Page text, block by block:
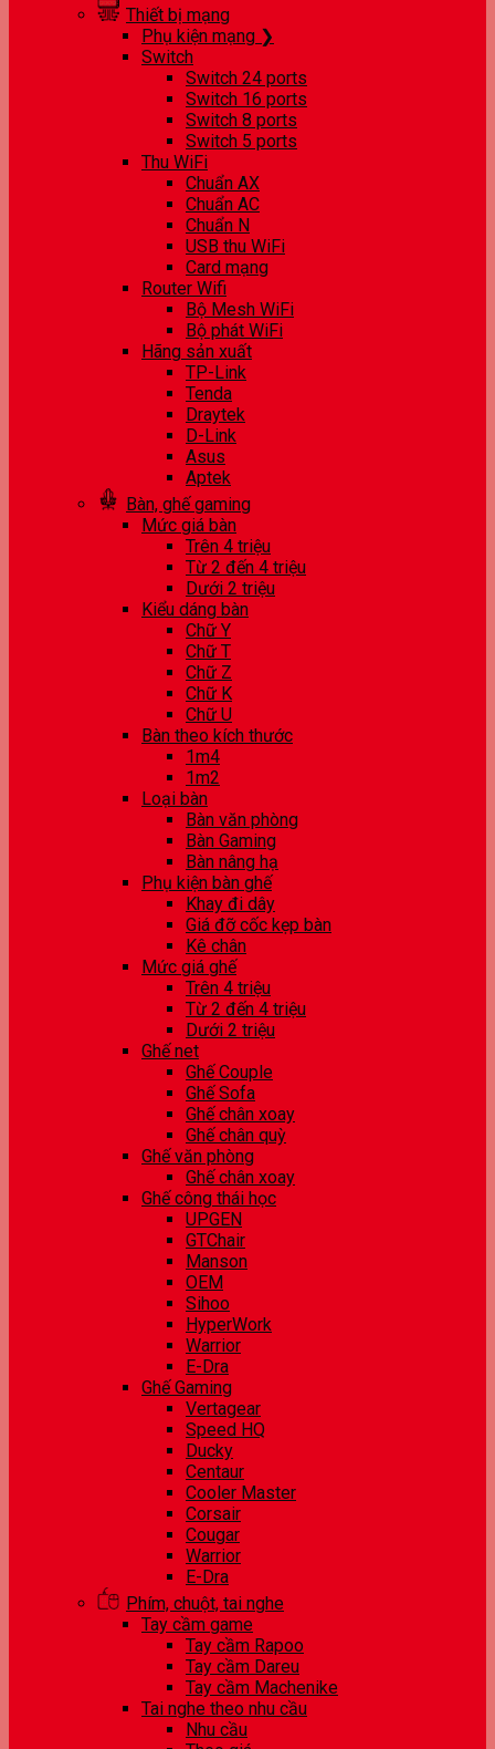
Thiết bị mạng
Phụ kiện mạng ❯
Switch
Switch 24 ports
Switch 16 ports
Switch 8 ports
Switch 5 ports
Thu WiFi
Chuẩn AX
Chuẩn AC
Chuẩn N
USB thu WiFi
Card mạng
Router Wifi
Bộ Mesh WiFi
Bộ phát WiFi
Hãng sản xuất
TP-Link
Tenda
Draytek
D-Link
Asus
Aptek
Bàn, ghế gaming
Mức giá bàn
Trên 4 triệu
Từ 2 đến 4 triệu
Dưới 2 triệu
Kiểu dáng bàn
Chữ Y
Chữ T
Chữ Z
Chữ K
Chữ U
Bàn theo kích thước
1m4
1m2
Loại bàn
Bàn văn phòng
Bàn Gaming
Bàn nâng hạ
Phụ kiện bàn ghế
Khay đi dây
Giá đỡ cốc kẹp bàn
Kê chân
Mức giá ghế
Trên 4 triệu
Từ 2 đến 4 triệu
Dưới 2 triệu
Ghế net
Ghế Couple
Ghế Sofa
Ghế chân xoay
Ghế chân quỳ
Ghế văn phòng
Ghế chân xoay
Ghế công thái học
UPGEN
GTChair
Manson
OEM
Sihoo
HyperWork
Warrior
E-Dra
Ghế Gaming
Vertagear
Speed HQ
Ducky
Centaur
Cooler Master
Corsair
Cougar
Warrior
E-Dra
Phím, chuột, tai nghe
Tay cầm game
Tay cầm Rapoo
Tay cầm Dareu
Tay cầm Machenike
Tai nghe theo nhu cầu
Nhu cầu